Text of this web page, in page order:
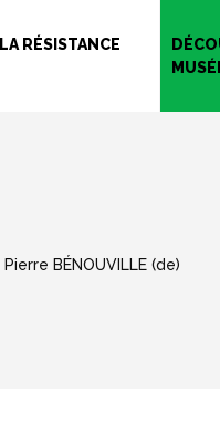
RÉSISTANCE
Pierre BÉNOUVILLE (de)